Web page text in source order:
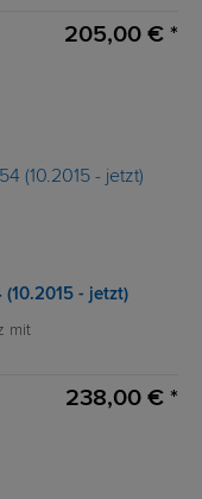
205,00 € *
- jetzt)
mit
238,00 € *